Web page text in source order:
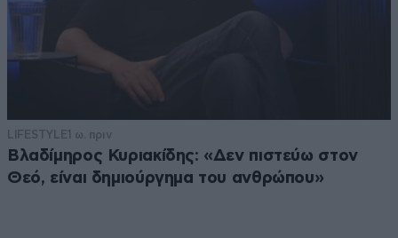
LIFESTYLE1 ω. πριν
Βλαδίμηρος Κυριακίδης: «Δεν πιστεύω στον
Θεό, είναι δημιούργημα του ανθρώπου»